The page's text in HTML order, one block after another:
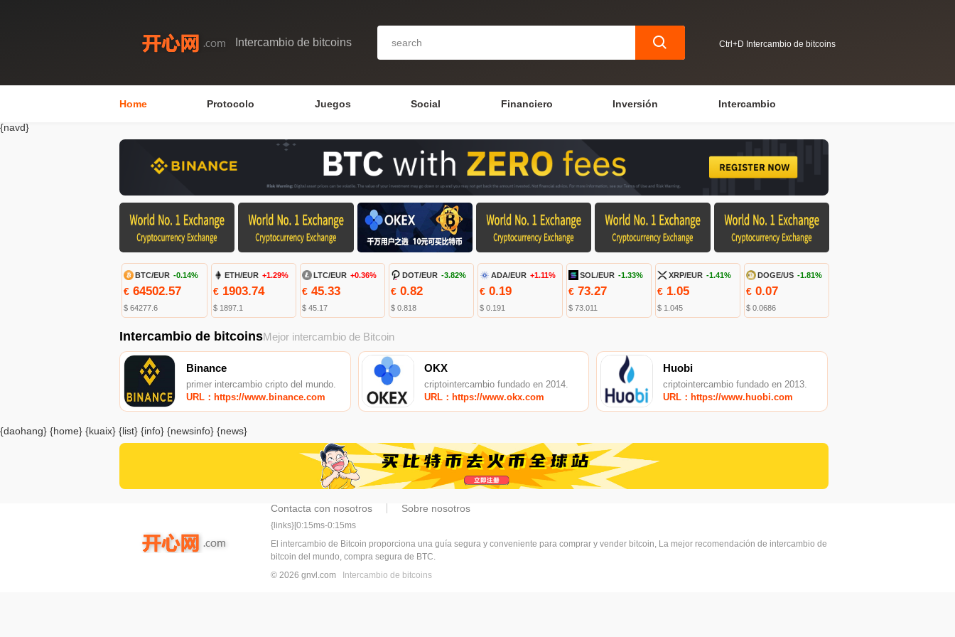
Intercambio de bitcoins Ctrl+D Intercambio de bitcoins
Home Protocolo Juegos Social Financiero Inversión Intercambio
{navd}
BTC/EUR -0.14%
€ 64502.57
$ 64277.6
ETH/EUR +1.29%
€1903.74
$ 1897.1
LTC/EUR +0.36%
€45.33
$ 45.17
DOT/EUR -3.82%
€0.82
$ 0.818
ADA/EUR +1.11%
€0.19
$ 0.191
SOL/EUR -1.33%
€ 73.27
$ 73.011
XRP/EUR -1.41%
€ 1.05
$ 1.045
DOGE/US -1.81%
€ 0.07
$ 0.0686
Intercambio de bitcoinsMejor intercambio de Bitcoin
Binance
primer intercambio cripto del mundo.
URL：https://www.binance.com
OKX
criptointercambio fundado en 2014.
URL：https://www.okx.com
Huobi
criptointercambio fundado en 2013.
URL：https://www.huobi.com
{daohang} {home} {kuaix} {list} {info} {newsinfo} {news}
Contacta con nosotros Sobre nosotros
{links}[0:15ms-0:15ms
El intercambio de Bitcoin proporciona una guía segura y conveniente para comprar y vender bitcoin, La mejor recomendación de intercambio de
bitcoin del mundo, compra segura de BTC.
© 2026 gnvl.com
Intercambio de bitcoins